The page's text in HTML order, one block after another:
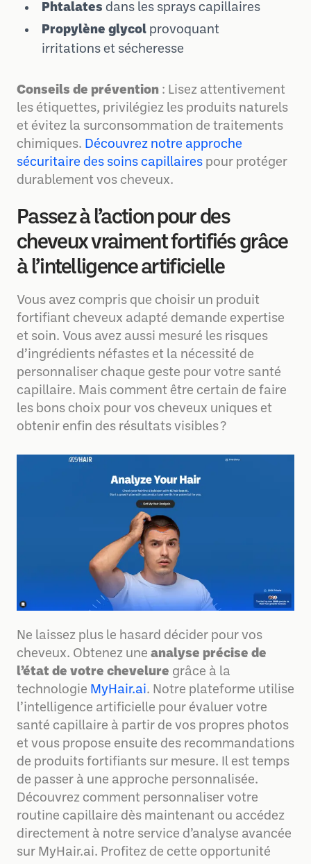
Phtalates dans les sprays capillaires
Propylène glycol provoquant
irritations et sécheresse
Conseils de prévention : Lisez attentivement
les étiquettes, privilégiez les produits naturels
et évitez la surconsommation de traitements
chimiques. Découvrez notre approche
sécuritaire des soins capillaires pour protéger
durablement vos cheveux.
Passez à l’action pour des
cheveux vraiment fortifiés grâce
à l’intelligence artificielle
Vous avez compris que choisir un produit
fortifiant cheveux adapté demande expertise
et soin. Vous avez aussi mesuré les risques
d’ingrédients néfastes et la nécessité de
personnaliser chaque geste pour votre santé
capillaire. Mais comment être certain de faire
les bons choix pour vos cheveux uniques et
obtenir enfin des résultats visibles ?
Ne laissez plus le hasard décider pour vos
cheveux. Obtenez une analyse précise de
l’état de votre chevelure grâce à la
technologie MyHair.ai. Notre plateforme utilise
l’intelligence artificielle pour évaluer votre
santé capillaire à partir de vos propres photos
et vous propose ensuite des recommandations
de produits fortifiants sur mesure. Il est temps
de passer à une approche personnalisée.
Découvrez comment personnaliser votre
routine capillaire dès maintenant ou accédez
directement à notre service d’analyse avancée
sur MyHair.ai. Profitez de cette opportunité